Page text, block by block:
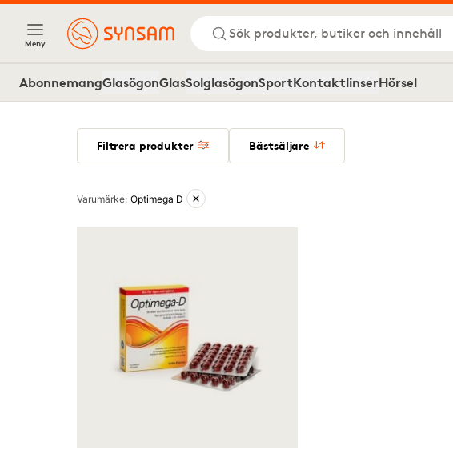
Meny
Sök produkter, butiker och innehåll
AbonnemangGlasögonGlasSolglasögonSportKontaktlinserHörsel
Filtrera produkter Bästsäljare
Aktiva filter
Varumärke: Optimega D